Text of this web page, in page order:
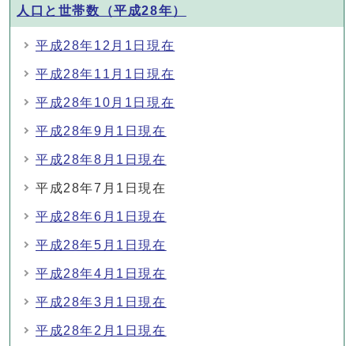
人口と世帯数（平成28年）
平成28年12月1日現在
平成28年11月1日現在
平成28年10月1日現在
平成28年9月1日現在
平成28年8月1日現在
平成28年7月1日現在
平成28年6月1日現在
平成28年5月1日現在
平成28年4月1日現在
平成28年3月1日現在
平成28年2月1日現在